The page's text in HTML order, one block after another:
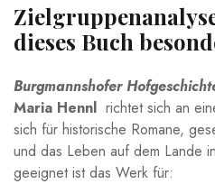
‍dieses Buch
Burgmannshofer
Maria Hennl
richtet sich an⁣
sich für historische Romane,
und das ⁤Leben​ auf dem Lande
geeignet ⁢ist ⁢das Werk ⁤für: